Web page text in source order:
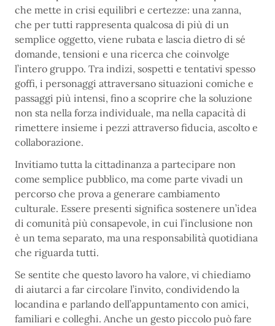
che mette in crisi equilibri e certezze: una zanna,
che per tutti rappresenta qualcosa di più di un
semplice oggetto, viene rubata e lascia dietro di sé
domande, tensioni e una ricerca che coinvolge
l’intero gruppo. Tra indizi, sospetti e tentativi spesso
goffi, i personaggi attraversano situazioni comiche e
passaggi più intensi, fino a scoprire che la soluzione
non sta nella forza individuale, ma nella capacità di
rimettere insieme i pezzi attraverso fiducia, ascolto e
collaborazione.
Invitiamo tutta la cittadinanza a partecipare non
come semplice pubblico, ma come parte vivadi un
percorso che prova a generare cambiamento
culturale. Essere presenti significa sostenere un’idea
di comunità più consapevole, in cui l’inclusione non
è un tema separato, ma una responsabilità quotidiana
che riguarda tutti.
Se sentite che questo lavoro ha valore, vi chiediamo
di aiutarci a far circolare l’invito, condividendo la
locandina e parlando dell’appuntamento con amici,
familiari e colleghi. Anche un gesto piccolo può fare